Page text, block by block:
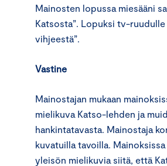
Mainosten lopussa miesääni
Katsosta”. Lopuksi tv-
vihjeestä”.
Vastine
Mainostajan mukaan
mielikuva Katso-lehden ja
hankintatavasta. Mainostaja
kuvatuilla tavoilla.
yleisön mielikuvia siitä, että